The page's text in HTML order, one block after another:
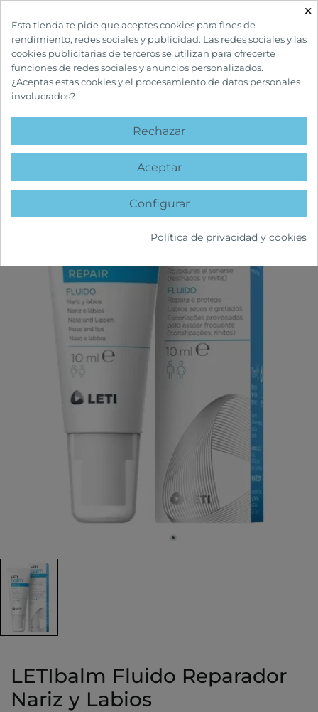
INICIO CUIDADOS FACIALES
favorite
LETIbalm Fluido Reparador
Nariz y Labios
×
Esta tienda te pide que aceptes cookies para fines de
rendimiento, redes sociales y publicidad. Las redes sociales y las
cookies publicitarias de terceros se utilizan para ofrecerte
funciones de redes sociales y anuncios personalizados.
¿Aceptas estas cookies y el procesamiento de datos personales
involucrados?
Rechazar
Aceptar
Configurar
Política de privacidad y cookies